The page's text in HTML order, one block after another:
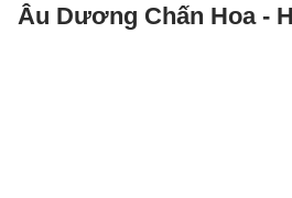
Âu Dương Chấn Hoa -